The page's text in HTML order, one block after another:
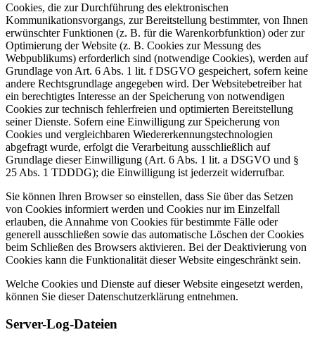
Cookies, die zur Durchführung des elektronischen
Kommunikationsvorgangs, zur Bereitstellung bestimmter, von Ihnen
erwünschter Funktionen (z. B. für die Warenkorbfunktion) oder zur
Optimierung der Website (z. B. Cookies zur Messung des
Webpublikums) erforderlich sind (notwendige Cookies), werden auf
Grundlage von Art. 6 Abs. 1 lit. f DSGVO gespeichert, sofern keine
andere Rechtsgrundlage angegeben wird. Der Websitebetreiber hat
ein berechtigtes Interesse an der Speicherung von notwendigen
Cookies zur technisch fehlerfreien und optimierten Bereitstellung
seiner Dienste. Sofern eine Einwilligung zur Speicherung von
Cookies und vergleichbaren Wiedererkennungstechnologien
abgefragt wurde, erfolgt die Verarbeitung ausschließlich auf
Grundlage dieser Einwilligung (Art. 6 Abs. 1 lit. a DSGVO und §
25 Abs. 1 TDDDG); die Einwilligung ist jederzeit widerrufbar.
Sie können Ihren Browser so einstellen, dass Sie über das Setzen
von Cookies informiert werden und Cookies nur im Einzelfall
erlauben, die Annahme von Cookies für bestimmte Fälle oder
generell ausschließen sowie das automatische Löschen der Cookies
beim Schließen des Browsers aktivieren. Bei der Deaktivierung von
Cookies kann die Funktionalität dieser Website eingeschränkt sein.
Welche Cookies und Dienste auf dieser Website eingesetzt werden,
können Sie dieser Datenschutzerklärung entnehmen.
Server-Log-Dateien